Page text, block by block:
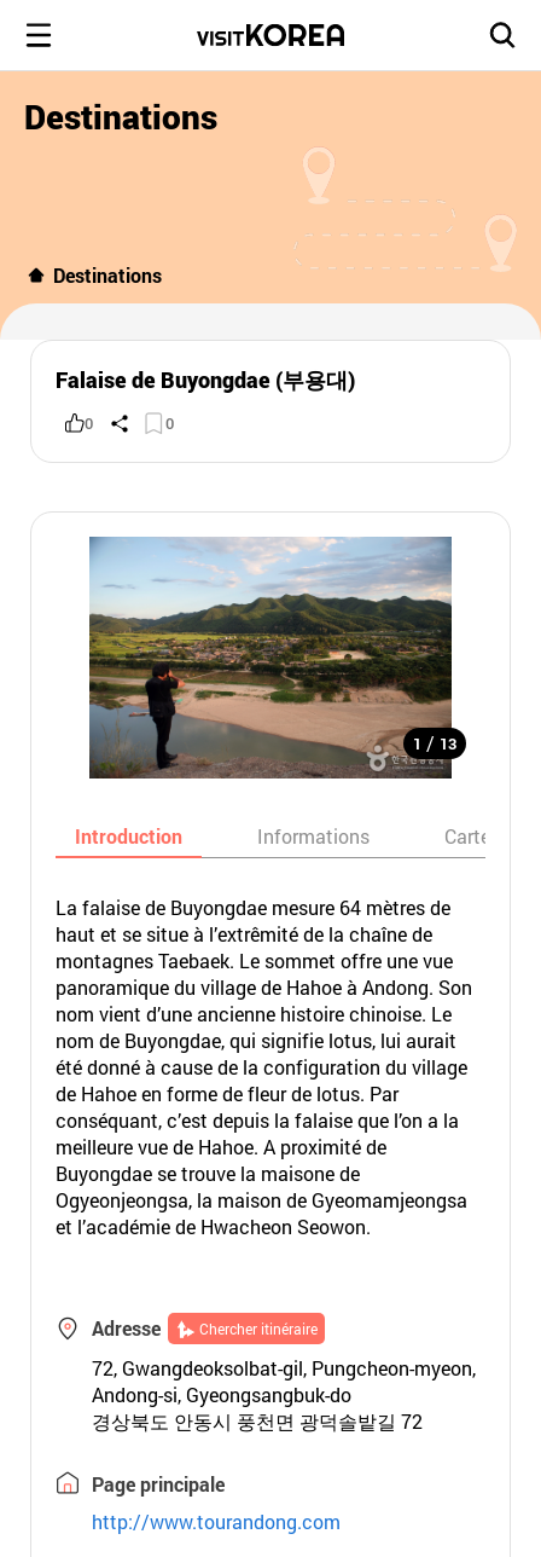
Destinations
Destinations
Falaise de Buyongdae (부용대)
0 0
1 / 13
Introduction Informations Carte
La falaise de Buyongdae mesure 64 mètres de
haut et se situe à l’extrêmité de la chaîne de
montagnes Taebaek. Le sommet offre une vue
panoramique du village de Hahoe à Andong. Son
nom vient d’une ancienne histoire chinoise. Le
nom de Buyongdae, qui signifie lotus, lui aurait
été donné à cause de la configuration du village
de Hahoe en forme de fleur de lotus. Par
conséquant, c’est depuis la falaise que l’on a la
meilleure vue de Hahoe. A proximité de
Buyongdae se trouve la maisone de
Ogyeonjeongsa, la maison de Gyeomamjeongsa
et l’académie de Hwacheon Seowon.
Adresse Chercher itinéraire
72, Gwangdeoksolbat-gil, Pungcheon-myeon,
Andong-si, Gyeongsangbuk-do
경상북도 안동시 풍천면 광덕솔밭길 72
Page principale
http://www.tourandong.com